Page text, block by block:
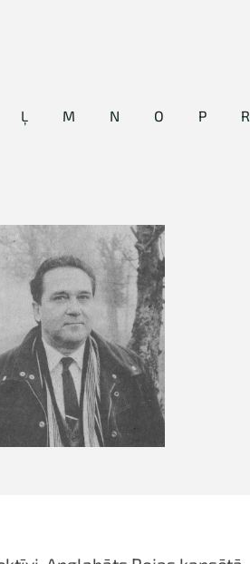
Ļ M N O P R